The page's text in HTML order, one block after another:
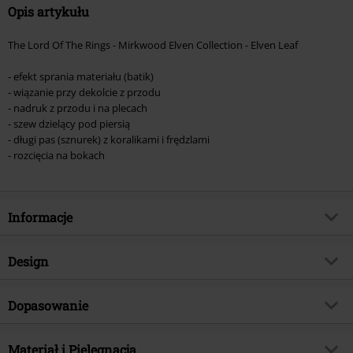
Opis artykułu
The Lord Of The Rings - Mirkwood Elven Collection - Elven Leaf
- efekt sprania materiału (batik)
- wiązanie przy dekolcie z przodu
- nadruk z przodu i na plecach
- szew dzielący pod piersią
- długi pas (sznurek) z koralikami i frędzlami
- rozcięcia na bokach
Informacje
Numer artykułu
TYLKO w EMP
Design
Rodzaj artykułu
Dopasowanie
Cechy szczególne - Krój
Materiał i Pielęgnacja